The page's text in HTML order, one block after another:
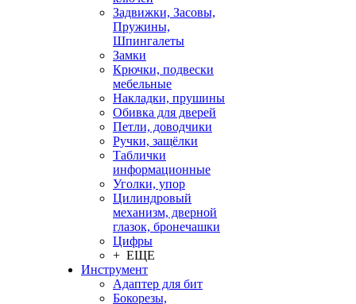
Задвижки, Засовы,
Пружины,
Шпингалеты
Замки
Крючки, подвески
мебельные
Накладки, прушины
Обивка для дверей
Петли, доводчики
Ручки, защёлки
Таблички
информационные
Уголки, упор
Цилиндровый
механизм, дверной
глазок, бронечашки
Цифры
+ ЕЩЕ
Инструмент
Адаптер для бит
Бокорезы,